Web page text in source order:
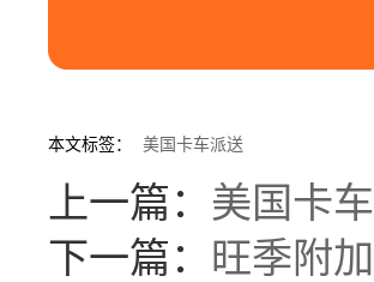
本文标签： 美国卡车派送
上一篇： 美国卡
下一篇：
旺季附